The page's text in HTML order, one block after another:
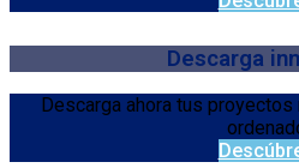
Descarga
Descarga ahora tus